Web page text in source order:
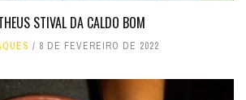
STIVAL DA CALDO BOM
8 DE FEVEREIRO DE 2022